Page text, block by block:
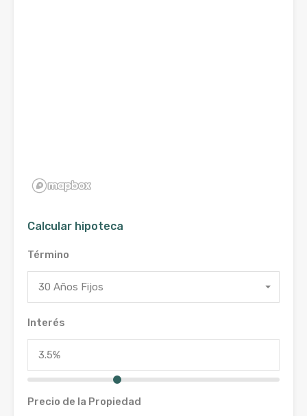
Calcular hipoteca
Término
30 Años Fijos
Interés
Precio de la Propiedad